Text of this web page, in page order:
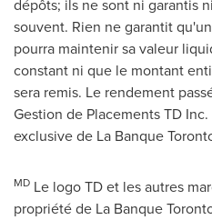
dépôts; ils ne sont ni garantis
souvent. Rien ne garantit
pourra maintenir sa valeur
constant ni que le montant
sera remis. Le rendement
Gestion de Placements TD
exclusive de La Banque
MD Le logo TD et les autres
propriété de La Banque